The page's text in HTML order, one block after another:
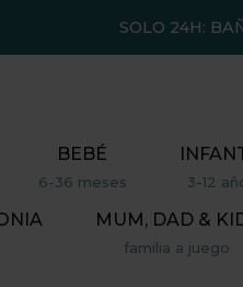
SOLO 24H:
BEBÉ
6-36 meses 3-12
MUM, DAD &
familia a juego